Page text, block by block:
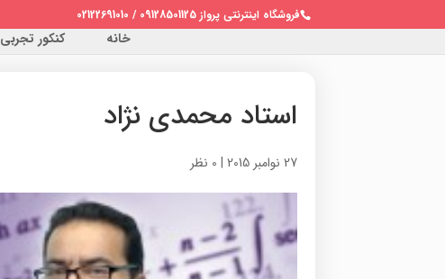
فروشگاه اینترنتی پرواز 09128501125 / 02122691010
خانه کنکور تجربی 1403
استاد محمدی نژاد
27 نوامبر 2015 | 0 نظر